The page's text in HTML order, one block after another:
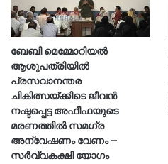
ബേബി മെമ്മോറിയൽ
ആശുപത്രിയിൽ
പ്രസവാനന്തര
ചികിത്സയ്ക്കിടെ ജീവൻ
നഷ്ടപ്പെട്ട അഫീഫയുടെ
മരണത്തിൽ സമഗ്ര
അന്വേഷണം വേണം –
സർവ്വകക്ഷി യോഗം